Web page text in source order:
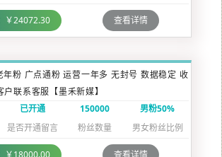
￥24072.30 查看详情
年粉 广点通粉 运营一年多 无封号 数据稳定 收
联系客服【墨禾新媒】
已开通
是否开通留言
150000
粉丝数量
男粉50%
男女粉丝比例
￥18000.00 查看详情